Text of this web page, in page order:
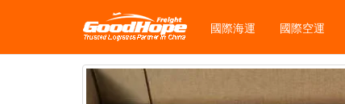
國際海運 國際空運